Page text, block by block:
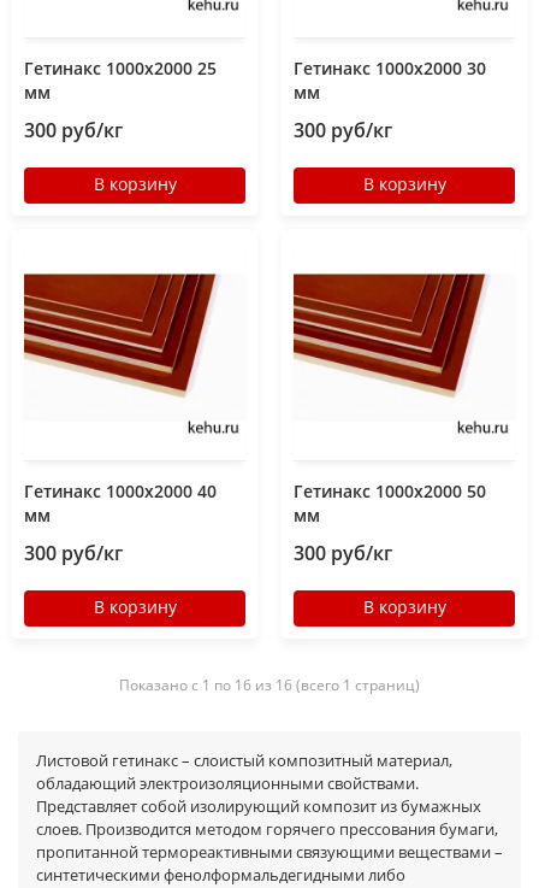
Гетинакс 1000х2000 25
мм
300 руб/кг
В корзину
Гетинакс 1000х2000 30
мм
300 руб/кг
В корзину
Гетинакс 1000х2000 40
мм
300 руб/кг
В корзину
Гетинакс 1000х2000 50
мм
300 руб/кг
В корзину
Показано с 1 по 16 из 16 (всего 1 страниц)
Листовой гетинакс – слоистый композитный материал,
обладающий электроизоляционными свойствами.
Представляет собой изолирующий композит из бумажных
слоев. Производится методом горячего прессования бумаги,
пропитанной термореактивными связующими веществами –
синтетическими фенолформальдегидными либо